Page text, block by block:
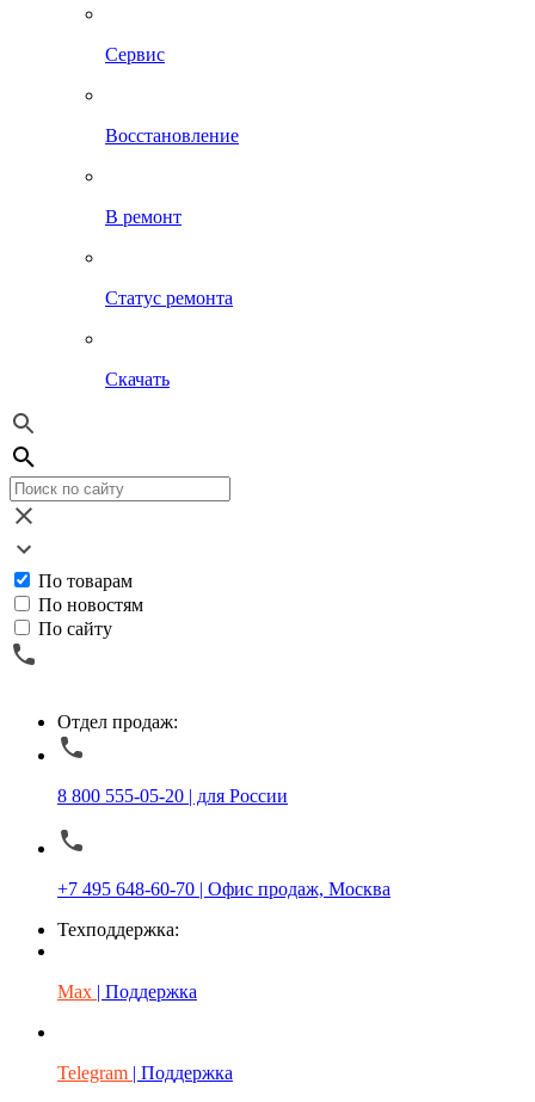
Сервис
Восстановление
В ремонт
Статус ремонта
Скачать
По товарам
По новостям
По сайту
Отдел продаж:
8 800 555-05-20 | для России
+7 495 648-60-70 | Офис продаж, Москва
Техподдержка:
Max | Поддержка
Telegram | Поддержка